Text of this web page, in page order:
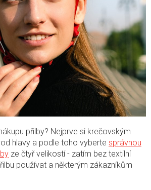
přilby? Nejprve si krečovským
hlavy a podle toho vyberte správnou
ze čtyř velikostí - zatím bez textilní
používat a některým zákazníkům